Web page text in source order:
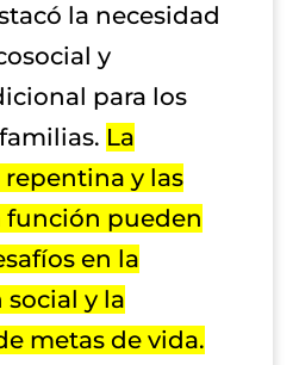
la necesidad
y
para los
La
y las
función pueden
en la
y la
metas de vida.